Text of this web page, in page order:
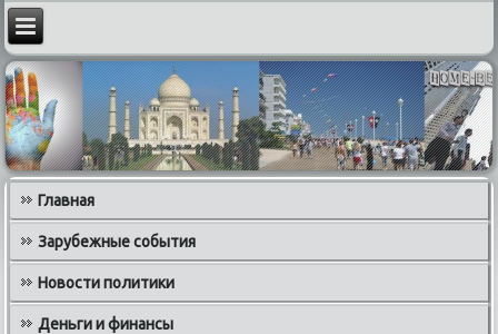
Главная
Зарубежные события
Новости политики
Деньги и финансы